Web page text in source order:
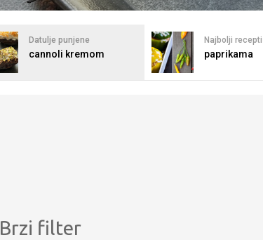
Datulje punjene
cannoli kremom
Najbolji
paprikama
Brzi filter